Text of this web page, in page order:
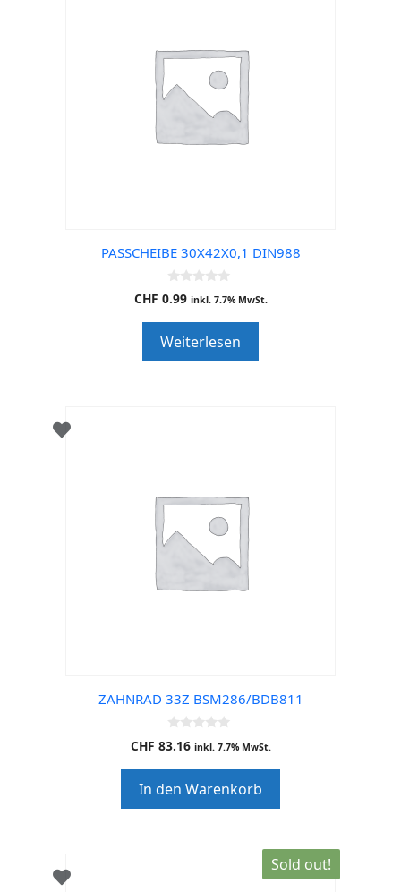
PASSCHEIBE 30X42X0,1 DIN988
0
o
o
f
5
CHF 0.99 inkl. 7.7% MwSt.
Weiterlesen
ZAHNRAD 33Z BSM286/BDB811
0
o
o
f
5
CHF 83.16 inkl. 7.7% MwSt.
In den Warenkorb
Sold out!